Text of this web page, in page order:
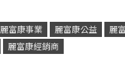
麗富康事業 麗富康公益
麗
麗富康經銷商